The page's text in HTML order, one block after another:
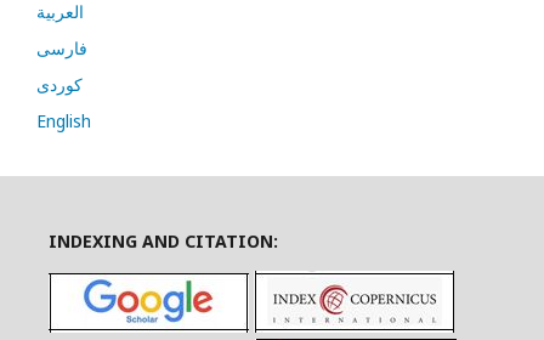
العربية
فارسی
کوردی
English
INDEXING AND CITATION: